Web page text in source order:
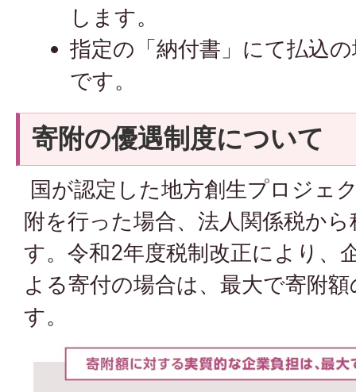
します。
指定の「納付書」にて払込
です。
寄附の優遇制度について
国が認定した地方創生プロジェ
附を行った場合、法人関係税か
す。令和2年度税制改正により、
よる寄付の場合は、最大で寄附
す。